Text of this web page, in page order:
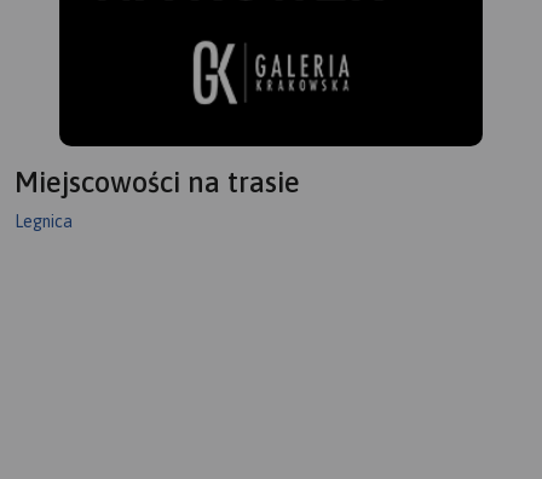
Miejscowości na trasie
Legnica